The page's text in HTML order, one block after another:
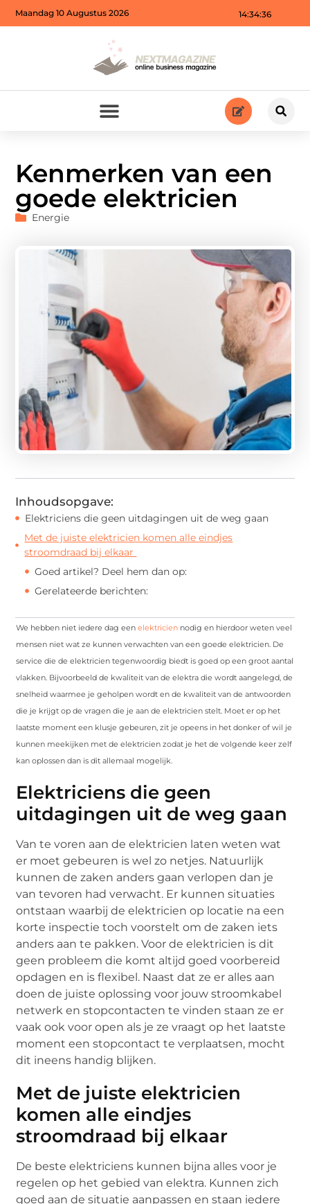
14:34:37
Maandag 10 Augustus 2026
Kenmerken van een
goede elektricien
Energie
Inhoudsopgave:
Elektriciens die geen uitdagingen uit de weg gaan
Met de juiste elektricien komen alle eindjes
stroomdraad bij elkaar
Goed artikel? Deel hem dan op:
Gerelateerde berichten:
We hebben niet iedere dag eenelektricien nodig en hierdoor weten veel
mensen niet wat ze kunnen verwachten van een goede elektricien. De
service die de elektricien tegenwoordig biedt is goed op een groot aantal
vlakken. Bijvoorbeeld de kwaliteit van de elektra die wordt aangelegd, de
snelheid waarmee je geholpen wordt en de kwaliteit van de antwoorden
die je krijgt op de vragen die je aan de elektricien stelt. Moet er op het
laatste moment een klusje gebeuren, zit je opeens in het donker of wil je
kunnen meekijken met de elektricien zodat je het de volgende keer zelf
kan oplossen dan is dit allemaal mogelijk.
Elektriciens die geen
uitdagingen uit de weg gaan
Van te voren aan de elektricien laten weten wat
er moet gebeuren is wel zo netjes. Natuurlijk
kunnen de zaken anders gaan verlopen dan je
van tevoren had verwacht. Er kunnen situaties
ontstaan waarbij de elektricien op locatie na een
korte inspectie toch voorstelt om de zaken iets
anders aan te pakken. Voor de elektricien is dit
geen probleem die komt altijd goed voorbereid
opdagen en is flexibel. Naast dat ze er alles aan
doen de juiste oplossing voor jouw stroomkabel
netwerk en stopcontacten te vinden staan ze er
vaak ook voor open als je ze vraagt op het laatste
moment een stopcontact te verplaatsen, mocht
dit ineens handig blijken.
Met de juiste elektricien
komen alle eindjes
stroomdraad bij elkaar
De beste elektriciens kunnen bijna alles voor je
regelen op het gebied van elektra. Kunnen zich
goed aan de situatie aanpassen en staan iedere